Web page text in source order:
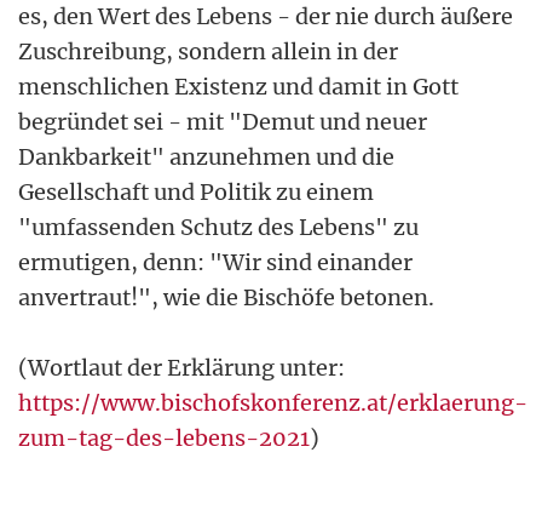
es, den Wert des Lebens - der nie durch äußere
Zuschreibung, sondern allein in der
menschlichen Existenz und damit in Gott
begründet sei - mit "Demut und neuer
Dankbarkeit" anzunehmen und die
Gesellschaft und Politik zu einem
"umfassenden Schutz des Lebens" zu
ermutigen, denn: "Wir sind einander
anvertraut!", wie die Bischöfe betonen.
(Wortlaut der Erklärung unter:
https://www.bischofskonferenz.at/erklaerung-
zum-tag-des-lebens-2021)